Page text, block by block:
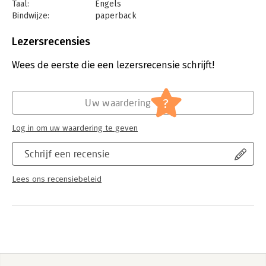
Taal:
Engels
Bindwijze:
paperback
Uitgever:
Verschijningsdatum:
18-2-2025
Lezersrecensies
Wees de eerste die een lezersrecensie schrijft!
Schrijf een recensie
Lees ons recensiebeleid
Uw waardering ?
Log in om uw waardering te geven